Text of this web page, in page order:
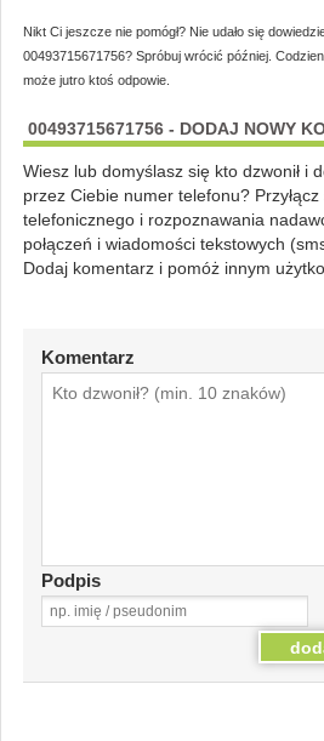
Nikt Ci jeszcze nie pomógł? Nie udało się
00493715671756? Spróbuj wrócić później.
może jutro ktoś odpowie.
00493715671756 - DODAJ NOWY
Wiesz lub domyślasz się kto dzwonił i
przez Ciebie numer telefonu?
telefonicznego i rozpoznawania
połączeń i wiadomości tekstowych
Dodaj komentarz i pomóż innym
Komentarz
Podpis